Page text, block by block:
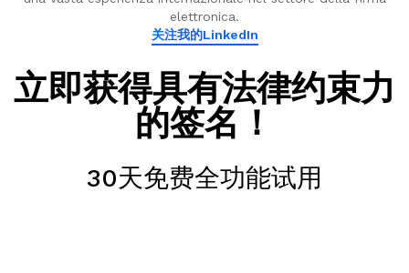
elettronica.
关注我的LinkedIn
立即获得具有法律约束力
的签名！
30天免费全功能试用